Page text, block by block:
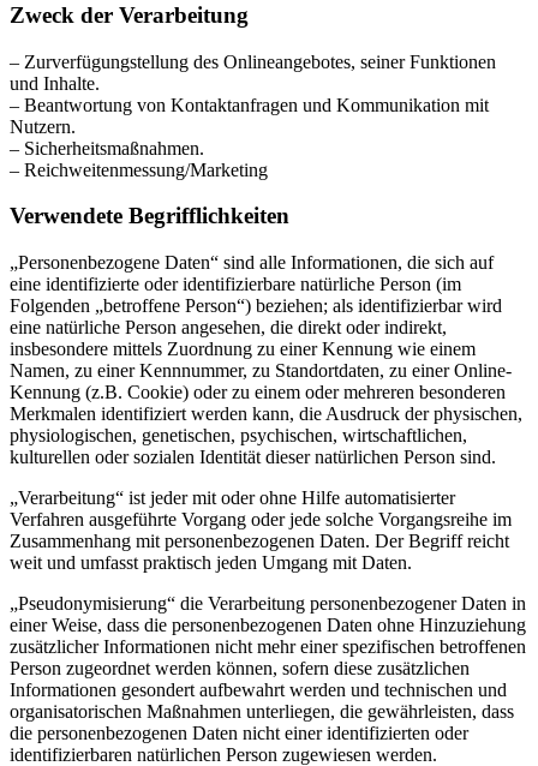
Zweck der Verarbeitung
– Zurverfügungstellung des Onlineangebotes, seiner Funktionen
und Inhalte.
– Beantwortung von Kontaktanfragen und Kommunikation mit
Nutzern.
– Sicherheitsmaßnahmen.
– Reichweitenmessung/Marketing
Verwendete Begrifflichkeiten
„Personenbezogene Daten“ sind alle Informationen, die sich auf
eine identifizierte oder identifizierbare natürliche Person (im
Folgenden „betroffene Person“) beziehen; als identifizierbar wird
eine natürliche Person angesehen, die direkt oder indirekt,
insbesondere mittels Zuordnung zu einer Kennung wie einem
Namen, zu einer Kennnummer, zu Standortdaten, zu einer Online-
Kennung (z.B. Cookie) oder zu einem oder mehreren besonderen
Merkmalen identifiziert werden kann, die Ausdruck der physischen,
physiologischen, genetischen, psychischen, wirtschaftlichen,
kulturellen oder sozialen Identität dieser natürlichen Person sind.
„Verarbeitung“ ist jeder mit oder ohne Hilfe automatisierter
Verfahren ausgeführte Vorgang oder jede solche Vorgangsreihe im
Zusammenhang mit personenbezogenen Daten. Der Begriff reicht
weit und umfasst praktisch jeden Umgang mit Daten.
„Pseudonymisierung“ die Verarbeitung personenbezogener Daten in
einer Weise, dass die personenbezogenen Daten ohne Hinzuziehung
zusätzlicher Informationen nicht mehr einer spezifischen betroffenen
Person zugeordnet werden können, sofern diese zusätzlichen
Informationen gesondert aufbewahrt werden und technischen und
organisatorischen Maßnahmen unterliegen, die gewährleisten, dass
die personenbezogenen Daten nicht einer identifizierten oder
identifizierbaren natürlichen Person zugewiesen werden.